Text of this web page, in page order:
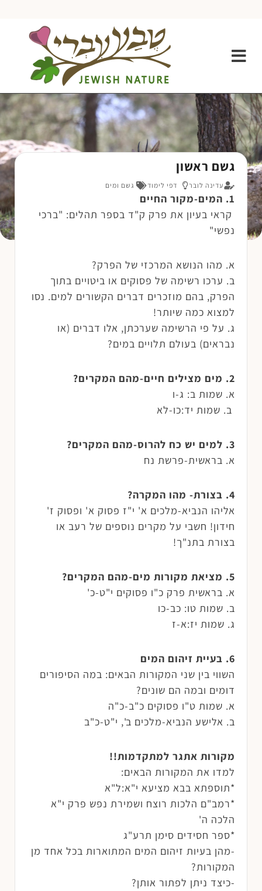
גשם ראשון
עדינה לובר דפי לימוד גשם ומים
1. המים-מקור החיים
קראי בעיון את פרק ק"ד בספר תהלים: "ברכי
נפשי"
א. מהו הנושא המרכזי של הפרק?
ב. ערכו רשימה של פסוקים או ביטויים בתוך
הפרק, בהם מוזכרים דברים הקשורים למים. נסו
למצוא כמה שיותר!
ג. על פי הרשימה שערכתן, אלו דברים (או
נבראים) בעולם תלויים במים?
2. מים מצילים חיים-מהם המקרים?
א. שמות ב: ג-ו
ב. שמות יד:כו-לא
3. למים יש כח להרוס-מהם המקרים?
א. בראשית-פרשת נח
4. בצורת- מהו המקרה?
אליהו הנביא-מלכים א' י"ז פסוק א' ופסוק ז'
חידון! חשבי על מקרים נוספים של רעב או
בצורת בתנ"ך!
5. מציאת מקורות מים-מהם המקרים?
א. בראשית פרק כ"ו פסוקים י"ט-כ'
ב. שמות טו: כב-כו
ג. שמות יז:א-ז
6. בעיית זיהום המים
השווי בין שני המקורות הבאים: במה הסיפורים
דומים ובמה הם שונים?
א. שמות ט"ו פסוקים כ"ב-כ"ה
ב. אלישע הנביא-מלכים ב', י"ט-כ"ב
מקורות אתגר למתקדמות!!
למדו את המקורות הבאים:
*תוספתא בבא מציעא י"א:ל"א
*רמב"ם הלכות רוצח ושמירת נפש פרק י"א
הלכה ה'
*ספר חסידים סימן תרע"ג
-מהן בעיות זיהום המים המתוארות בכל אחד מן
המקורות?
-כיצד ניתן לפתור אותן?